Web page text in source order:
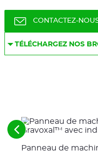
CONTACTEZ-
TÉLÉCHARGEZ NOS
Panneau de
Voir
les
éléments